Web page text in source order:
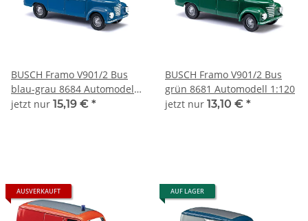
BUSCH Framo V901/2 Bus
blau-grau 8684 Automodell
1:120
jetzt nur 15,19 € *
BUSCH Framo V901/2 Bus
grün 8681 Automodell 1:120
jetzt nur 13,10 € *
AUSVERKAUFT AUF LAGER